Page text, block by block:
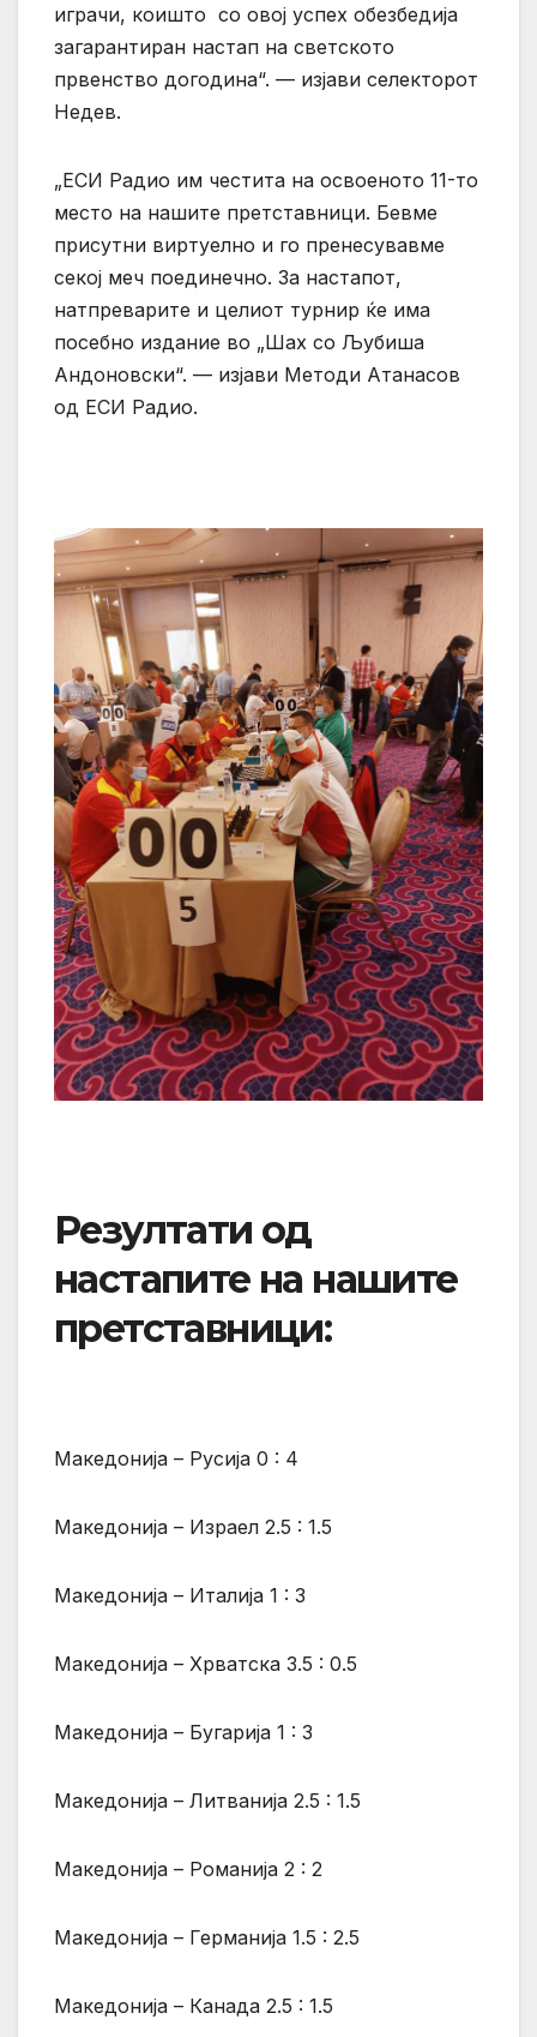
играчи, коишто со овој успех обезбедија
загарантиран настап на светското
првенство догодина“. — изјави селекторот
Недев.
„ЕСИ Радио им честита на освоеното 11-то
место на нашите претставници. Бевме
присутни виртуелно и го пренесувавме
секој меч поединечно. За настапот,
натпреварите и целиот турнир ќе има
посебно издание во „Шах со Љубиша
Андоновски“. — изјави Методи Атанасов
од ЕСИ Радио.
Резултати од
настапите на нашите
претставници:
Македонија – Русија 0 : 4
Македонија – Израел 2.5 : 1.5
Македонија – Италија 1 : 3
Македонија – Хрватска 3.5 : 0.5
Македонија – Бугарија 1 : 3
Македонија – Литванија 2.5 : 1.5
Македонија – Романија 2 : 2
Македонија – Германија 1.5 : 2.5
Македонија – Канада 2.5 : 1.5